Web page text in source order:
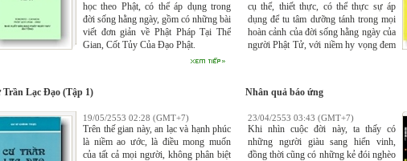
học theo Phật, có thể áp dụng trong
đời sống hằng ngày, gồm có những bài
viết đơn giản về Phật Pháp Tại Thế
Gian, Cốt Tủy Của Ðạo Phật.
cụ thể, thiết thực, có thể thực sự áp
dụng để tu tâm dưỡng tánh trong mọi
hoàn cảnh của đời sống hằng ngày của
người Phật Tử, với niềm hy vọng đem
Trần Lạc Ðạo (Tập 1)
19/05/2553 02:28 (GMT+7)
Trên thế gian này, an lạc và hạnh phúc
là niềm ao ước, là điều mong muốn
của tất cả mọi người, không phân biệt
Nhân quả báo ứng
23/04/2553 03:43 (GMT+7)
Khi nhìn cuộc đời này, ta thấy có
những người giàu sang hiển vinh,
đồng thời cũng có những kẻ đói nghèo